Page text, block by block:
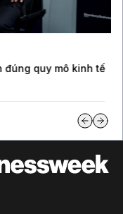
quy mô kinh tế